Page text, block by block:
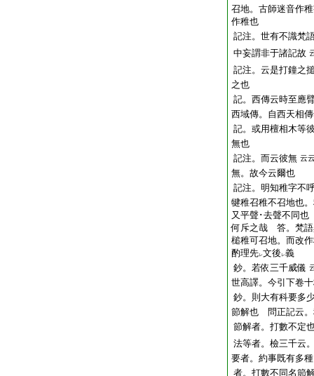
召地。古師迷音作
作稚也
記注。世有不識梵
中妄謂非于諸記故
記注。云是打鐘之
之也
記。西傳云時至應
西域傳。自西天相
記。或用檀相木等
無也
記注。而云彼無 云
無。故今云爾也
記注。明知稚字不
犍稚召稚不召地也
又平聲･去聲不同
何斥之哉 答。梵語
槌稚可召地。而改
酌理先レ文後 レ義
鈔。若依三千威儀
世高譯。今引下卷
鈔。則大有科要多
節解也 問正記云
節解者。打數不定
法等者。檢三千云
要者。約事既有多
者。打數不同名節